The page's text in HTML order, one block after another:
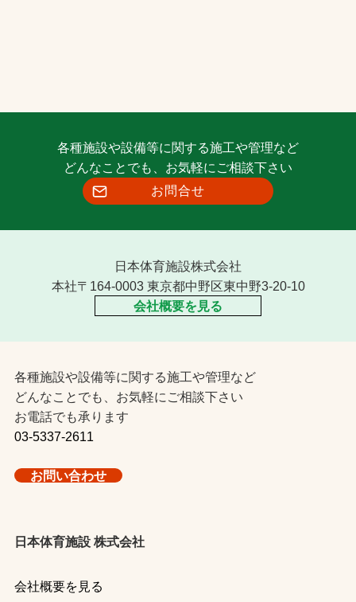
各種施設や設備等に関する施工や管理など
どんなことでも、お気軽にご相談下さい
お問合せ
日本体育施設株式会社
本社〒164-0003 東京都中野区東中野3-20-10
会社概要を見る
各種施設や設備等に関する施工や管理など
どんなことでも、お気軽にご相談下さい
お電話でも承ります
03-5337-2611
お問い合わせ
日本体育施設 株式会社
会社概要を見る